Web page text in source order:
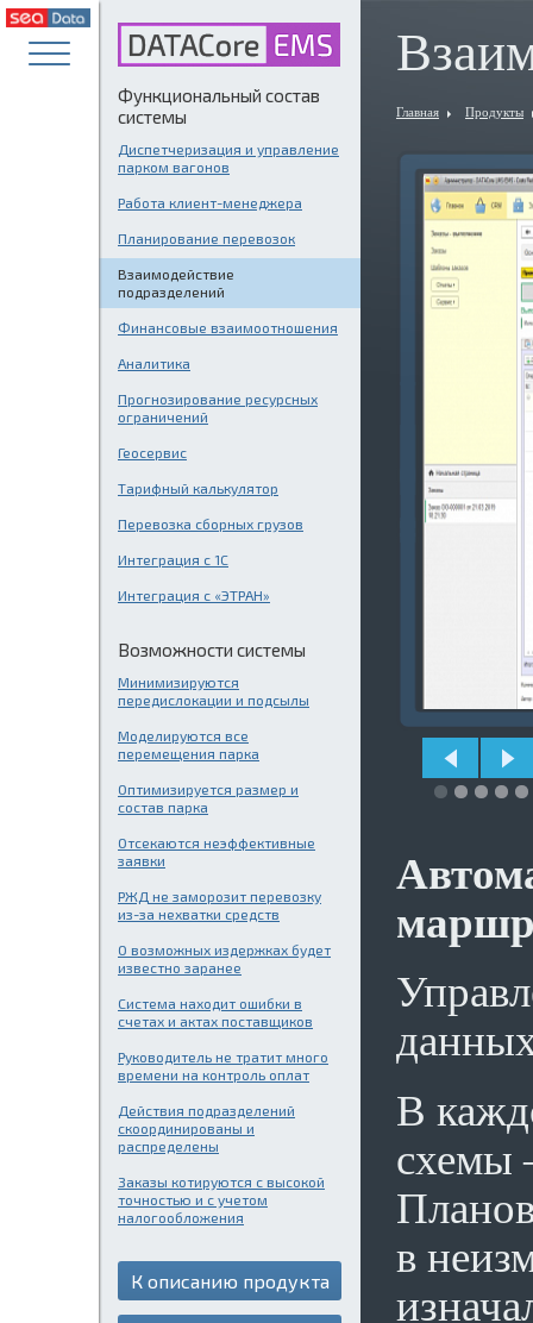
Функциональный состав
системы
Диспетчеризация и управление
парком вагонов
Работа клиент-менеджера
Планирование перевозок
Взаимодействие
подразделений
Финансовые взаимоотношения
Аналитика
Прогнозирование ресурсных
ограничений
Геосервис
Тарифный калькулятор
Перевозка сборных грузов
Интеграция с 1С
Интеграция с «ЭТРАН»
Возможности системы
Минимизируются
передислокации и подсылы
Моделируются все
перемещения парка
Оптимизируется размер и
состав парка
Отсекаются неэффективные
заявки
РЖД не заморозит перевозку
из-за нехватки средств
О возможных издержках будет
известно заранее
Система находит ошибки в
счетах и актах поставщиков
Руководитель не тратит много
времени на контроль оплат
Действия подразделений
скоординированы и
распределены
Заказы котируются с высокой
точностью и с учетом
налогообложения
К описанию продукта
Главная Продукты
В
схемы
в